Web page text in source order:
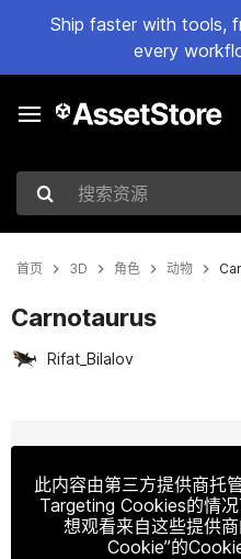
Ship faster with tools,
every
搜索资源
首页 3D 角色 动物
Carnotaurus
Rifat_Bilalov
此内容由第三方提供商托
Targeting Cookies的情
想观看来自这些提供
Cookie”的